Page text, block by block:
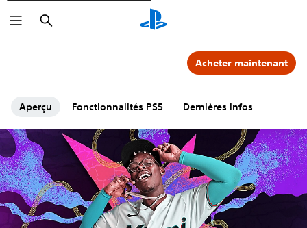
Rechercher
Aperçu Fonctionnalités PS5 Dernières infos
Acheter maintenant